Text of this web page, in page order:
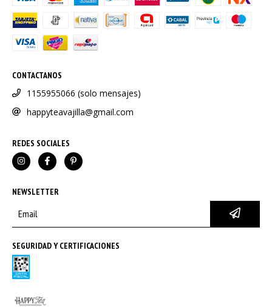
CONTACTANOS
1155955066 (solo mensajes)
happyteavajilla@gmail.com
REDES SOCIALES
NEWSLETTER
SEGURIDAD Y CERTIFICACIONES